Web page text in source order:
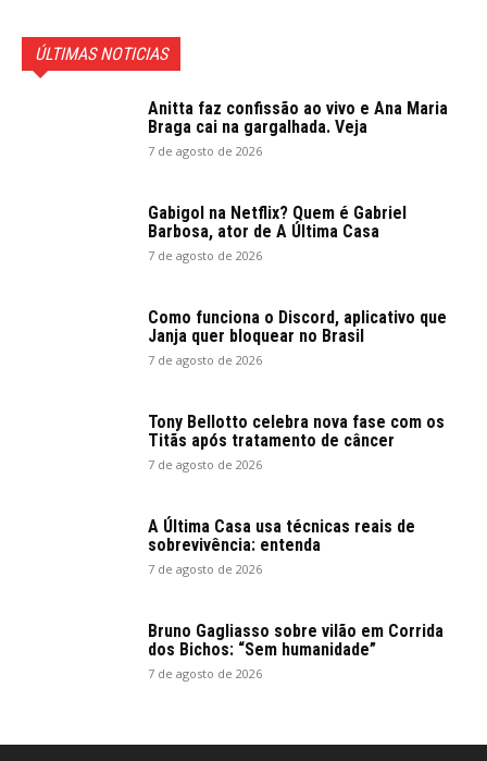
ÚLTIMAS NOTICIAS
Anitta faz confissão ao vivo e Ana Maria
Braga cai na gargalhada. Veja
7 de agosto de 2026
Gabigol na Netflix? Quem é Gabriel
Barbosa, ator de A Última Casa
7 de agosto de 2026
Como funciona o Discord, aplicativo que
Janja quer bloquear no Brasil
7 de agosto de 2026
Tony Bellotto celebra nova fase com os
Titãs após tratamento de câncer
7 de agosto de 2026
A Última Casa usa técnicas reais de
sobrevivência: entenda
7 de agosto de 2026
Bruno Gagliasso sobre vilão em Corrida
dos Bichos: “Sem humanidade”
7 de agosto de 2026